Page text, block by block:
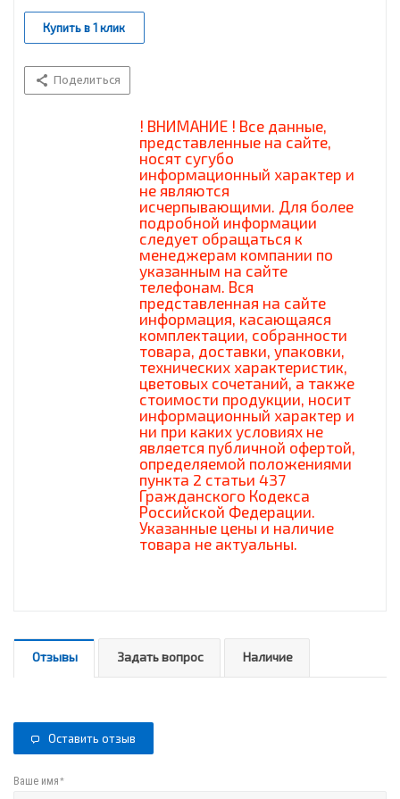
Купить в 1 клик
Поделиться
! ВНИМАНИЕ ! Все данные,
представленные на сайте,
носят сугубо
информационный характер и
не являются
исчерпывающими. Для более
подробной информации
следует обращаться к
менеджерам компании по
указанным на сайте
телефонам. Вся
представленная на сайте
информация, касающаяся
комплектации, собранности
товара, доставки, упаковки,
технических характеристик,
цветовых сочетаний, а также
стоимости продукции, носит
информационный характер и
ни при каких условиях не
является публичной офертой,
определяемой положениями
пункта 2 статьи 437
Гражданского Кодекса
Российской Федерации.
Указанные цены и наличие
товара не актуальны.
Отзывы Задать вопрос Наличие
Оставить отзыв
Ваше имя*